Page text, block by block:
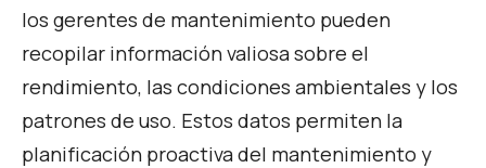
los gerentes de mantenimiento pueden
recopilar información valiosa sobre el
rendimiento, las condiciones ambientales y los
patrones de uso. Estos datos permiten la
planificación proactiva del mantenimiento y